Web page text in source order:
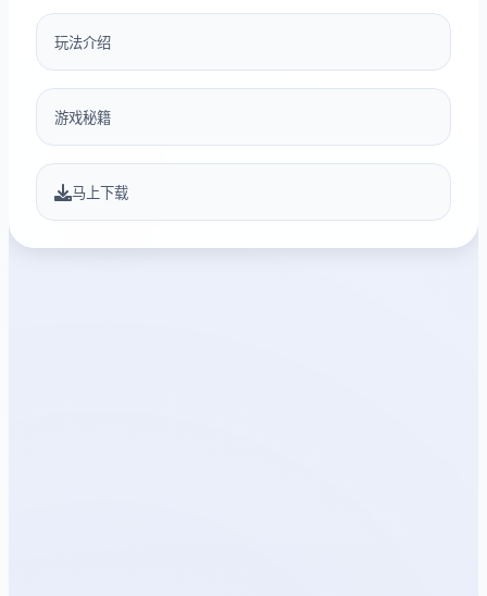
玩法介绍
游戏秘籍
马上下载